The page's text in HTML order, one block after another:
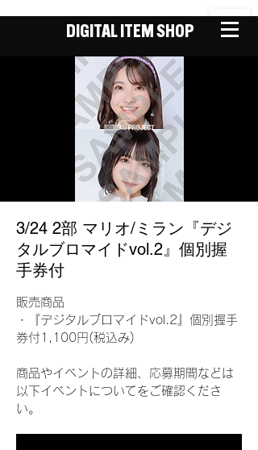
DIGITAL ITEM SHOP
3/24 2部 マリオ/ミラン『デジ
タルブロマイドvol.2』個別握
手券付
販売商品
・『デジタルブロマイドvol.2』個別握手
券付1,100円(税込み)
商品やイベントの詳細、応募期間などは
以下イベントについてをご確認くださ
い。